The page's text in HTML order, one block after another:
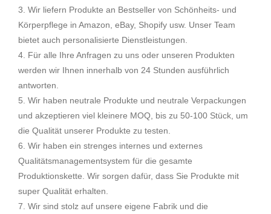
3. Wir liefern Produkte an Bestseller von Schönheits- und
Körperpflege in Amazon, eBay, Shopify usw. Unser Team
bietet auch personalisierte Dienstleistungen.
4. Für alle Ihre Anfragen zu uns oder unseren Produkten
werden wir Ihnen innerhalb von 24 Stunden ausführlich
antworten.
5. Wir haben neutrale Produkte und neutrale Verpackungen
und akzeptieren viel kleinere MOQ, bis zu 50-100 Stück, um
die Qualität unserer Produkte zu testen.
6. Wir haben ein strenges internes und externes
Qualitätsmanagementsystem für die gesamte
Produktionskette. Wir sorgen dafür, dass Sie Produkte mit
super Qualität erhalten.
7. Wir sind stolz auf unsere eigene Fabrik und die